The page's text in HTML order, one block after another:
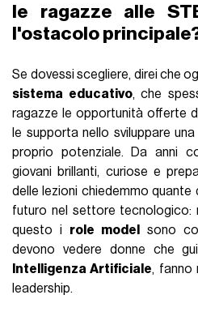
le ragazze alle
l'ostacolo
Se dovessi scegliere, direi che
sistema educativo, che
ragazze le opportunità offerte
le supporta nello sviluppare
proprio potenziale. Da anni
giovani brillanti, curiose e
delle lezioni chiedemmo quante
futuro nel settore tecnologico:
questo i role model
sono
devono vedere donne che
Intelligenza Artificiale, fanno
leadership.